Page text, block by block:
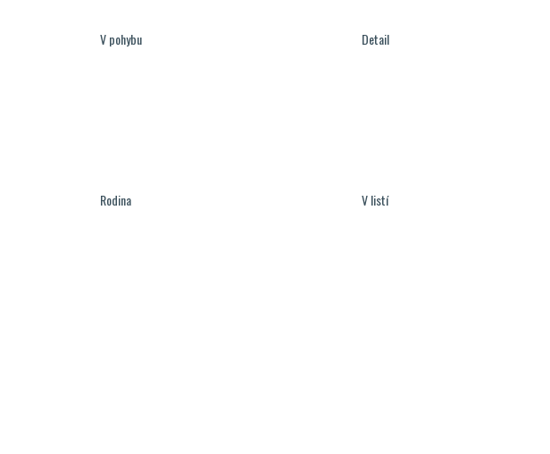
V pohybu Detail
Rodina V listí